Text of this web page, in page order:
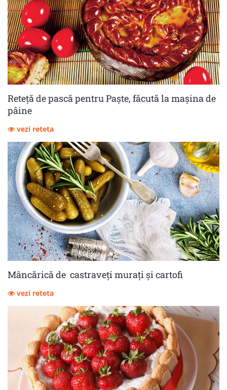
Reteță de pască pentru Paște, făcută la mașina de
pâine
vezi reteta
Mâncărică de castraveţi muraţi şi cartofi
vezi reteta